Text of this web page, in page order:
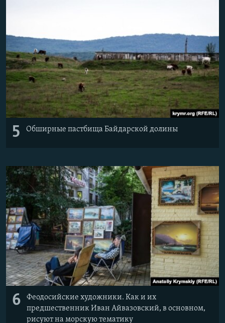
5 Обширные пастбища Байдарской долины
6
Феодосийские художники. Как и их
предшественник Иван Айвазовский, в основном,
рисуют на морскую тематику